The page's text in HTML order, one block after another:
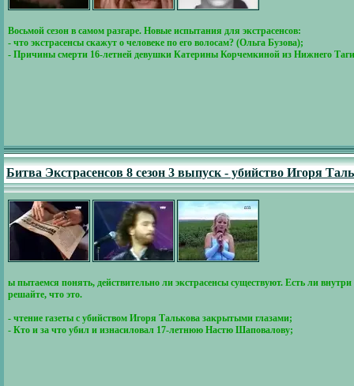
Восьмой сезон в самом разгаре. Новые испытания для экстрасенсов:
- что экстрасенсы скажут о человеке по его волосам? (Ольга Бузова);
- Причины смерти 16-летней девушки Катерины Корчемкиной из Нижнего
Битва Экстрасенсов 8 сезон 3 выпуск - убийство Игоря
ы пытаемся понять, действительно ли экстрасенсы существуют. Есть ли
решайте, что это.
- чтение газеты с убийством Игоря Талькова закрытыми глазами;
- Кто и за что убил и изнасиловал 17-летнюю Настю Шаповалову;